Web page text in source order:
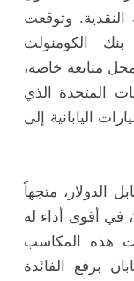
وتوقعت
الكومنولث
محل متابعة خاصة،
المتحدة الذي
اليابانية إلى
147.10 مقابل الدولار، متجهاً
مكاسب أسبوعية بنسبة 1%، في أقوى أداء له
هذه المكاسب
برفع الفائدة